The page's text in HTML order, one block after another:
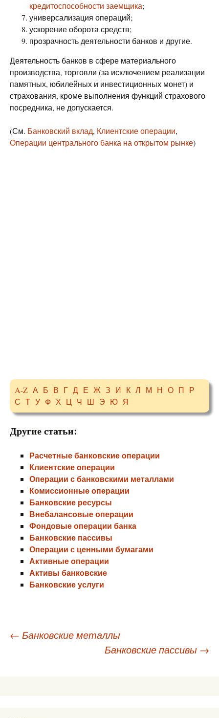
кредитоспособности заемщика;
универсализация операций;
ускорение оборота средств;
прозрачность деятельности банков и другие.
Деятельность банков в сфере материального
производства, торговли (за исключением реализации
памятных, юбилейных и инвестиционных монет) и
страхования, кроме выполнения функций страхового
посредника, не допускается.
(См. Банковский вклад, Клиентские операции,
Операции центрального банка на открытом рынке)
A-Z А Б В Г Д Е Ж З И К Л М Н О П Р
С Т У Ф Х Ц Ч Ш Э Ю Я
Другие статьи:
Расчетные банковские операции
Клиентские операции
Операции с банковскими металлами
Комиссионные операции
Банковские ресурсы
Внебалансовые операции
Фондовые операции банка
Банковские пассивы
Операции с ценными бумагами
Активные операции
Активы банковские
Банковские услуги
Навигация
← Банковские металлы
Банковские пассивы →